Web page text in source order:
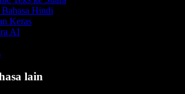
Hindi
Keras
AI
lain